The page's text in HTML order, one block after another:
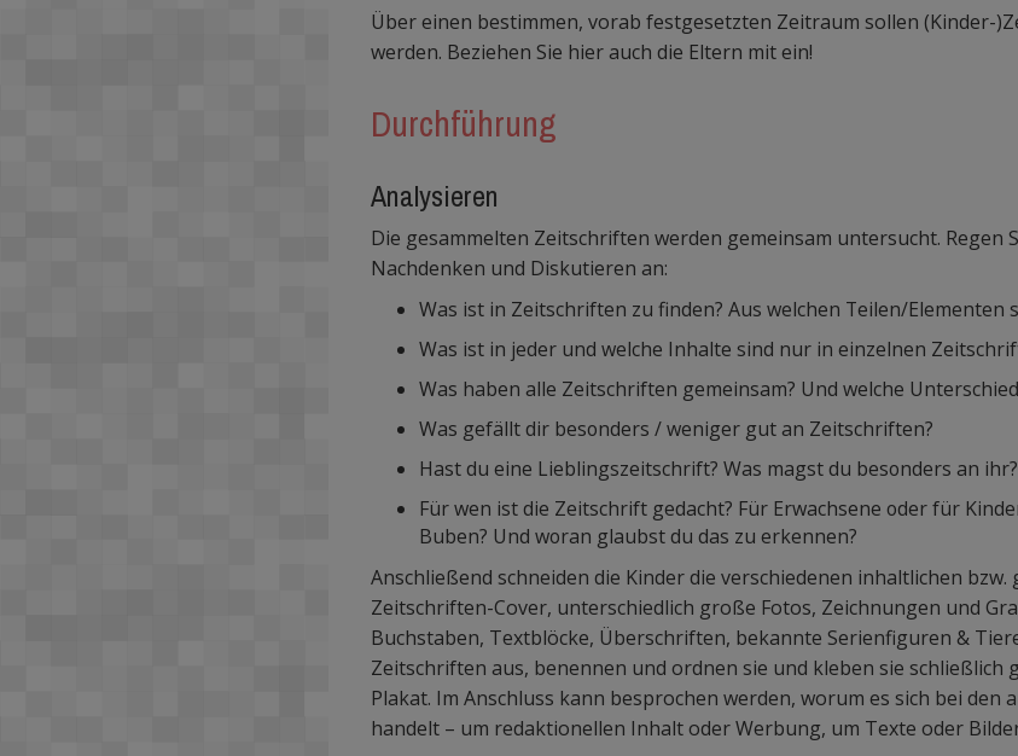
Über einen bestimmen, vorab festgesetzten Zeitraum sollen (Kinder-
werden. Beziehen Sie hier auch die Eltern mit ein!
Durchführung
Analysieren
Die gesammelten Zeitschriften werden gemeinsam untersucht. Regen
Nachdenken und Diskutieren an:
Was ist in Zeitschriften zu finden? Aus welchen Teilen/
Was ist in jeder und welche Inhalte sind nur in einzelnen
Was haben alle Zeitschriften gemeinsam? Und welche
Was gefällt dir besonders / weniger gut an Zeitschriften?
Hast du eine Lieblingszeitschrift? Was magst du besonders an ihr?
Für wen ist die Zeitschrift gedacht? Für Erwachsene oder für
Buben? Und woran glaubst du das zu erkennen?
Anschließend schneiden die Kinder die verschiedenen inhaltlichen
Zeitschriften-Cover, unterschiedlich große Fotos, Zeichnungen und
Buchstaben, Textblöcke, Überschriften, bekannte Serienfiguren &
Zeitschriften aus, benennen und ordnen sie und kleben sie
Plakat. Im Anschluss kann besprochen werden, worum es sich bei den
handelt – um redaktionellen Inhalt oder Werbung, um Texte oder